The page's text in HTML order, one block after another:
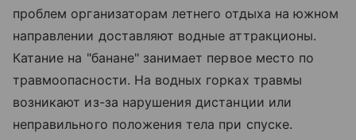
проблем организаторам летнего отдыха на южном
направлении доставляют водные аттракционы.
Катание на "банане" занимает первое место по
травмоопасности. На водных горках травмы
возникают из-за нарушения дистанции или
неправильного положения тела при спуске.